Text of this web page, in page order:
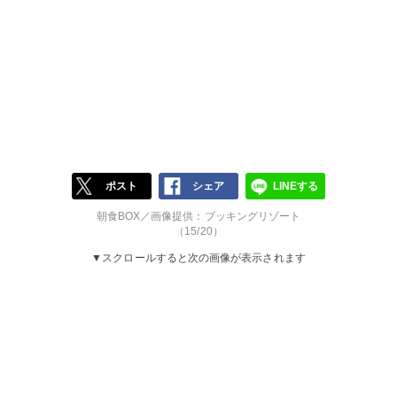
ポスト シェア LINEする
朝食BOX／画像提供：ブッキングリゾート
（15/20）
▼スクロールすると次の画像が表示されます